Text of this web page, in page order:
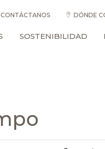
CONTÁCTANOS DÓNDE
SOSTENIBILIDAD